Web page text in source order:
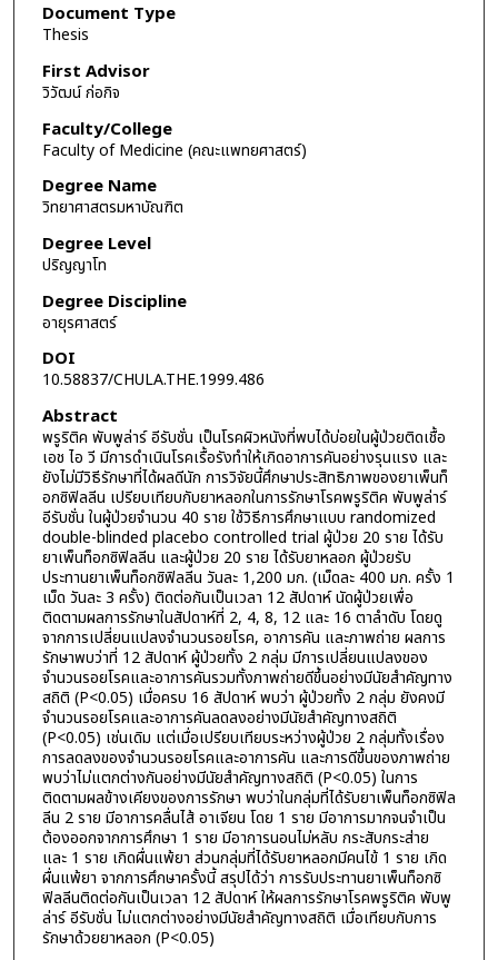
Document Type
Thesis
First Advisor
วิวัฒน์ ก่อกิจ
Faculty/College
Faculty of Medicine (คณะแพทยศาสตร์)
Degree Name
วิทยาศาสตรมหาบัณฑิต
Degree Level
ปริญญาโท
Degree Discipline
อายุรศาสตร์
DOI
10.58837/CHULA.THE.1999.486
Abstract
พรูริติค พับพูล่าร์ อีรับชั่น เป็นโรคผิวหนังที่พบได้บ่อยในผู้ป่วยติดเชื้อ
เอช ไอ วี มีการดำเนินโรคเรื้อรังทำให้เกิดอาการคันอย่างรุนแรง และ
ยังไม่มีวิธีรักษาที่ได้ผลดีนัก การวิจัยนี้ศึกษาประสิทธิภาพของยาเพ็นท็
อกซิฟิลลีน เปรียบเทียบกับยาหลอกในการรักษาโรคพรูริติค พับพูล่าร์
อีรับชั่น ในผู้ป่วยจำนวน 40 ราย ใช้วิธีการศึกษาแบบ randomized
double-blinded placebo controlled trial ผู้ป่วย 20 ราย ได้รับ
ยาเพ็นท็อกซิฟิลลีน และผู้ป่วย 20 ราย ได้รับยาหลอก ผู้ป่วยรับ
ประทานยาเพ็นท็อกซิฟิลลีน วันละ 1,200 มก. (เม็ดละ 400 มก. ครั้ง 1
เม็ด วันละ 3 ครั้ง) ติดต่อกันเป็นเวลา 12 สัปดาห์ นัดผู้ป่วยเพื่อ
ติดตามผลการรักษาในสัปดาห์ที่ 2, 4, 8, 12 และ 16 ตาลำดับ โดยดู
จากการเปลี่ยนแปลงจำนวนรอยโรค, อาการคัน และภาพถ่าย ผลการ
รักษาพบว่าที่ 12 สัปดาห์ ผู้ป่วยทั้ง 2 กลุ่ม มีการเปลี่ยนแปลงของ
จำนวนรอยโรคและอาการคันรวมทั้งภาพถ่ายดีขึ้นอย่างมีนัยสำคัญทาง
สถิติ (P<0.05) เมื่อครบ 16 สัปดาห์ พบว่า ผู้ป่วยทั้ง 2 กลุ่ม ยังคงมี
จำนวนรอยโรคและอาการคันลดลงอย่างมีนัยสำคัญทางสถิติ
(P<0.05) เช่นเดิม แต่เมื่อเปรียบเทียบระหว่างผู้ป่วย 2 กลุ่มทั้งเรื่อง
การลดลงของจำนวนรอยโรคและอาการคัน และการดีขึ้นของภาพถ่าย
พบว่าไม่แตกต่างกันอย่างมีนัยสำคัญทางสถิติ (P<0.05) ในการ
ติดตามผลข้างเคียงของการรักษา พบว่าในกลุ่มที่ได้รับยาเพ็นท็อกซิฟิล
ลีน 2 ราย มีอาการคลื่นไส้ อาเจียน โดย 1 ราย มีอาการมากจนจำเป็น
ต้องออกจากการศึกษา 1 ราย มีอาการนอนไม่หลับ กระสับกระส่าย
และ 1 ราย เกิดผื่นแพ้ยา ส่วนกลุ่มที่ได้รับยาหลอกมีคนไข้ 1 ราย เกิด
ผื่นแพ้ยา จากการศึกษาครั้งนี้ สรุปได้ว่า การรับประทานยาเพ็นท็อกซิ
ฟิลลีนติดต่อกันเป็นเวลา 12 สัปดาห์ ให้ผลการรักษาโรคพรูริติค พับพู
ล่าร์ อีรับชั่น ไม่แตกต่างอย่างมีนัยสำคัญทางสถิติ เมื่อเทียบกับการ
รักษาด้วยยาหลอก (P<0.05)